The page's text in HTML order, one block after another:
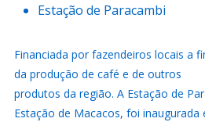
Estação de Paracambi
Financiada por fazendeiros locais a
da produção de café e de outros
produtos da região. A Estação de
Estação de Macacos, foi inaugurada